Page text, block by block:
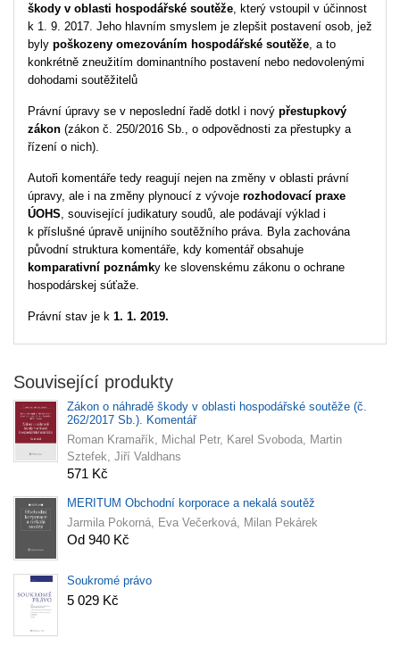
škody v oblasti hospodářské soutěže , který vstoupil v účinnost
k 1. 9. 2017. Jeho hlavním smyslem je zlepšit postavení osob, jež
byly poškozeny omezováním hospodářské soutěže , a to
konkrétně zneužitím dominantního postavení nebo nedovolenými
dohodami soutěžitelů
Právní úpravy se v neposlední řadě dotkl i nový přestupkový
zákon (zákon č. 250/2016 Sb., o odpovědnosti za přestupky a
řízení o nich).
Autoři komentáře tedy reagují nejen na změny v oblasti právní
úpravy, ale i na změny plynoucí z vývoje rozhodovací praxe
ÚOHS , související judikatury soudů, ale podávají výklad i
k příslušné úpravě unijního soutěžního práva. Byla zachována
původní struktura komentáře, kdy komentář obsahuje
komparativní poznámky ke slovenskému zákonu o ochrane
hospodárskej súťaže.
Právní stav je k 1. 1. 2019.
Související produkty
Zákon o náhradě škody v oblasti hospodářské soutěže (č.
262/2017 Sb.). Komentář
Roman Kramařík, Michal Petr, Karel Svoboda, Martin
Sztefek, Jiří Valdhans
571 Kč
MERITUM Obchodní korporace a nekalá soutěž
Jarmila Pokorná, Eva Večerková, Milan Pekárek
Od 940 Kč
Soukromé právo
5 029 Kč